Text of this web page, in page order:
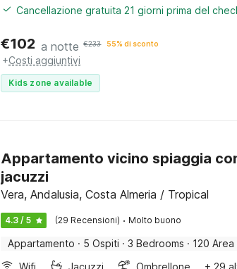
Cancellazione gratuita 21 giorni prima del
€102 a notte €233 55% di sconto
+Costi aggiuntivi
Kids zone available
Appartamento vicino spiaggia
jacuzzi
Vera, Andalusia, Costa Almeria / Tropical
4.3 / 5 (29 Recensioni) · Molto buono
Appartamento · 5 Ospiti · 3 Bedrooms · 120 Area
Wifi
Jacuzzi Ombrellone + 29